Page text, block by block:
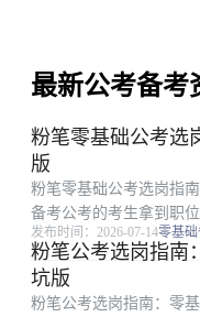
最新公考备考
粉笔零基础公考选
版
粉笔零基础公考选岗指
备考公考的考生拿到职
看要求甚至白白错过报
零基础考生整理的公考
选、误区避坑到最终...
发布时间：2026-07-14零基
粉笔公考选岗指南
坑版
粉笔公考选岗指南：零